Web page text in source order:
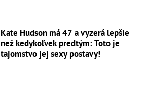
Kate Hudson má 47 a vyzerá lepšie
než kedykoľvek predtým: Toto je
tajomstvo jej sexy postavy!